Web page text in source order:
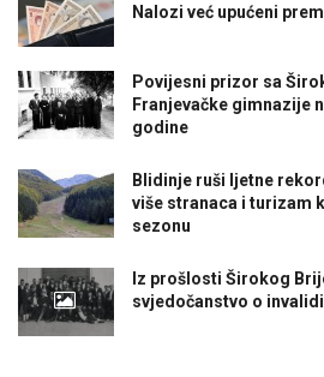
Nalozi već upućeni
Povijesni prizor sa
Franjevačke gimnazije
godine
Blidinje ruši ljetne
više stranaca i turizam
sezonu
Iz prošlosti Širokog
svjedočanstvo o